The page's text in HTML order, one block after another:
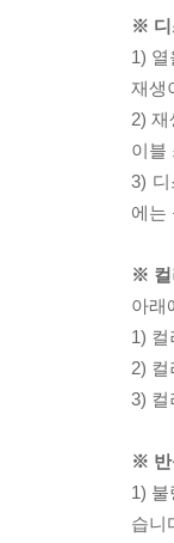
※ 디
1)
재생
2)
이블
3) 디
에는
※ 컬
아래
1)
2)
3) 컬
※ 반
1)
습니